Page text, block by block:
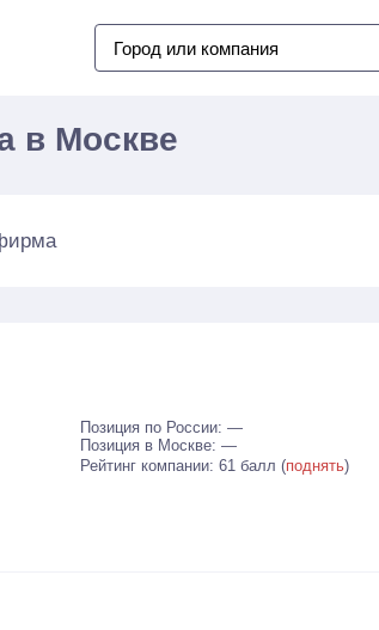
в Москве
Позиция по России: —
Позиция в Москве: —
Рейтинг компании: 61 балл (поднять)